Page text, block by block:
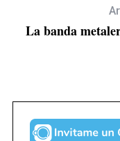
La banda